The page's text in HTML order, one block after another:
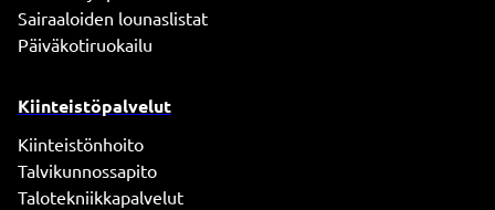
Sairaaloiden lounaslistat
Päiväkotiruokailu
Kiinteistöpalvelut
Kiinteistönhoito
Talvikunnossapito
Talotekniikkapalvelut